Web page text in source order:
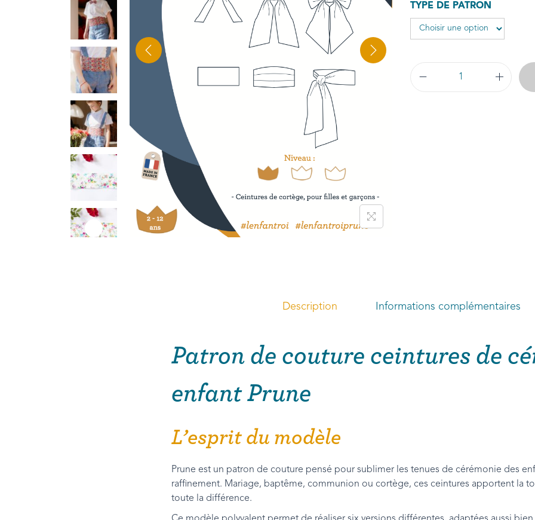
TYPE DE PATRON
Description Informations complémentaires
Patron de couture ceintures de
enfant Prune
L’esprit du modèle
Prune est un patron de couture pensé pour sublimer les tenues de cérémonie des
raffinement. Mariage, baptême, communion ou cortège, ces ceintures apportent la
toute la différence.